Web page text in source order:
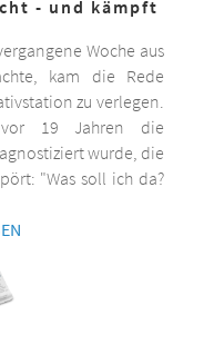
- und kämpft
Woche aus
kam die Rede
zu verlegen.
19 Jahren die
wurde, die
"Was soll ich da?